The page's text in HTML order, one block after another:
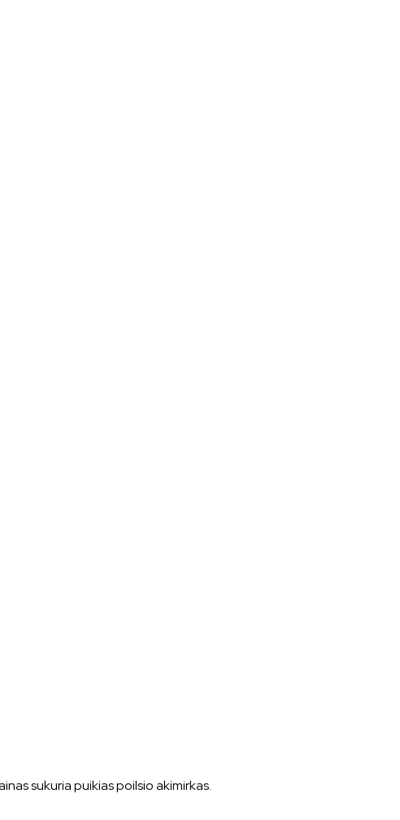
sukuria puikias poilsio akimirkas.